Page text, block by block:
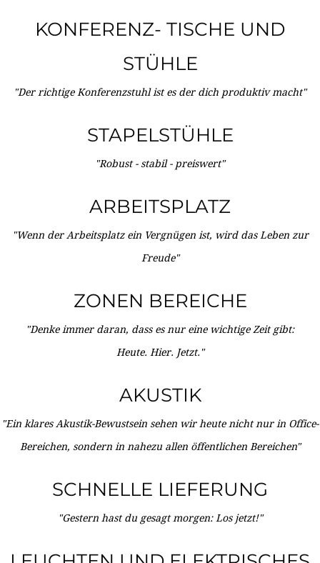
KONFERENZ- TISCHE UND
STÜHLE
"Der richtige Konferenzstuhl ist es der dich produktiv macht"
STAPELSTÜHLE
"Robust - stabil - preiswert"
ARBEITSPLATZ
"Wenn der Arbeitsplatz ein Vergnügen ist, wird das Leben zur
Freude"
ZONEN BEREICHE
"Denke immer daran, dass es nur eine wichtige Zeit gibt:
Heute. Hier. Jetzt."
AKUSTIK
"Ein klares Akustik-Bewustsein sehen wir heute nicht nur in Office-
Bereichen, sondern in nahezu allen öffentlichen Bereichen"
SCHNELLE LIEFERUNG
"Gestern hast du gesagt morgen: Los jetzt!"